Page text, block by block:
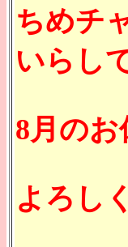
ちめチ
いらし
8月の
よろし